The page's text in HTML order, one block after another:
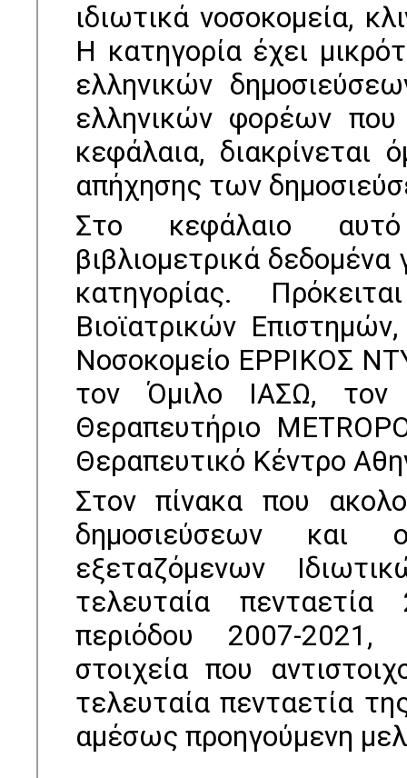
ιδιωτικά νοσοκομεία,
Η κατηγορία έχει
ελληνικών
ελληνικών φορέων που
κεφάλαια,
απήχησης των
Στο κεφάλαιο αυτό
βιβλιομετρικά
κατηγορίας.
Βιοϊατρικών
Νοσοκομείο ΕΡΡΙΚΟΣ
τον Όμιλο ΙΑΣΩ,
Θεραπευτήριο
Θεραπευτικό Κέντρο
Στον πίνακα που
δημοσιεύσεων
εξεταζόμενων
τελευταία
περιόδου 2007-2021,
στοιχεία που
τελευταία πενταετία
αμέσως προηγούμενη